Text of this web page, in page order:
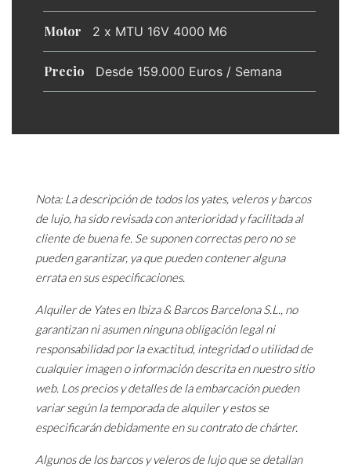
Motor 2 x MTU 16V 4000 M6
Precio Desde 159.000 Euros / Semana
Nota: La descripción de todos los yates, veleros y barcos
de lujo, ha sido revisada con anterioridad y facilitada al
cliente de buena fe. Se suponen correctas pero no se
pueden garantizar, ya que pueden contener alguna
errata en sus especificaciones.
Alquiler de Yates en Ibiza & Barcos Barcelona S.L., no
garantizan ni asumen ninguna obligación legal ni
responsabilidad por la exactitud, integridad o utilidad de
cualquier imagen o información descrita en nuestro sitio
web. Los precios y detalles de la embarcación pueden
variar según la temporada de alquiler y estos se
especificarán debidamente en su contrato de chárter.
Algunos de los barcos y veleros de lujo que se detallan